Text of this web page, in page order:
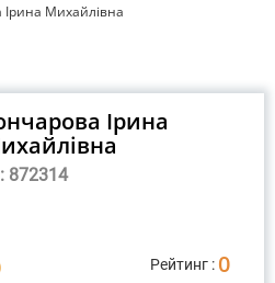
Ірина Михайлівна
Ірина
872314
Рейтинг : 0